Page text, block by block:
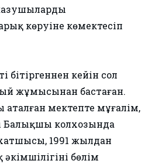
көруіне көмектесіп
бітіргеннен кейін сол
жұмысынан бастаған.
аталған мектепте мұғалім,
Балықшы колхозында
хатшысы, 1991 жылдан
бөлім